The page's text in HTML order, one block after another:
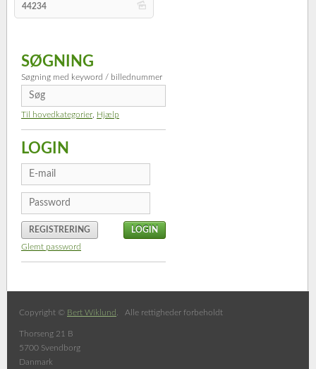
b
44234
SØGNING
Søgning med keyword / billednummer
Til hovedkategorier Hjælp
LOGIN
REGISTRERING
Glemt password
Copyright © Bert Wiklund . Alle rettigheder forbeholdt
Thorseng 21 B
5700 Svendborg
Danmark